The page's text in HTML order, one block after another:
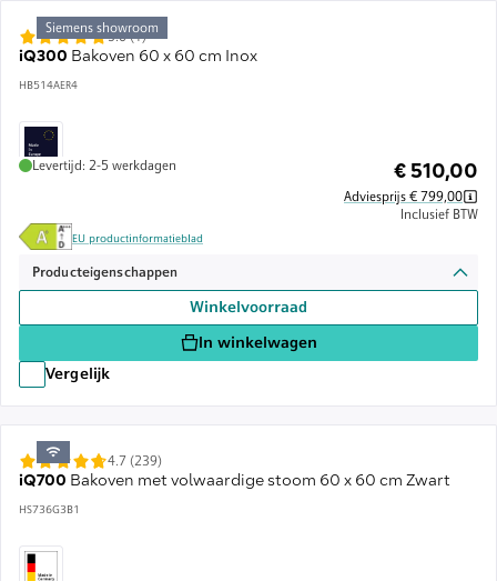
iQ300 Bakoven 60 x 60 cm Inox
HB514AER4
5.0 (1)
Siemens showroom
Levertijd: 2-5 werkdagen € 510,00
Adviesprijs € 799,00
Inclusief BTW
EU productinformatieblad
Producteigenschappen
Winkelvoorraad
In winkelwagen
Vergelijk
iQ700 Bakoven met volwaardige stoom 60 x 60 cm Zwart
HS736G3B1
4.7 (239)